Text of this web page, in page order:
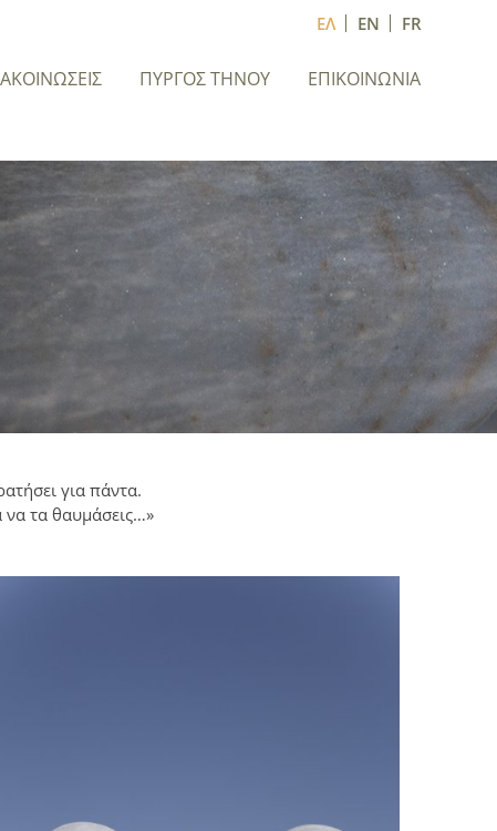
ΠΥΡΓΟΣ ΤΗΝΟΥ ΕΠΙΚΟΙΝΩΝΙΑ
ΕΛ EN FR
για πάντα.
να τα θαυμάσεις…»